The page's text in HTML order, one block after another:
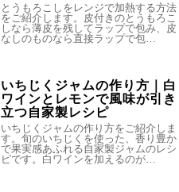
とうもろこしをレンジで加熱する方法
をご紹介します。皮付きのとうもろこ
しなら薄皮を残してラップで包み、皮
なしのものなら直接ラップで包…
いちじくジャムの作り方｜白
ワインとレモンで風味が引き
立つ自家製レシピ
いちじくジャムの作り方をご紹介しま
す。旬のいちじくを使った、香り豊か
で果実感あふれる自家製ジャムのレシ
ピです。白ワインを加えるのが…